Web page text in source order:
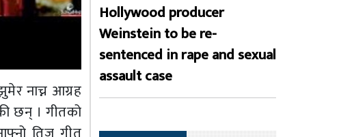
नाच्न आग्रह
छन् । गीतको
Hollywood producer
Weinstein to be re-
sentenced in rape and sexual
assault case